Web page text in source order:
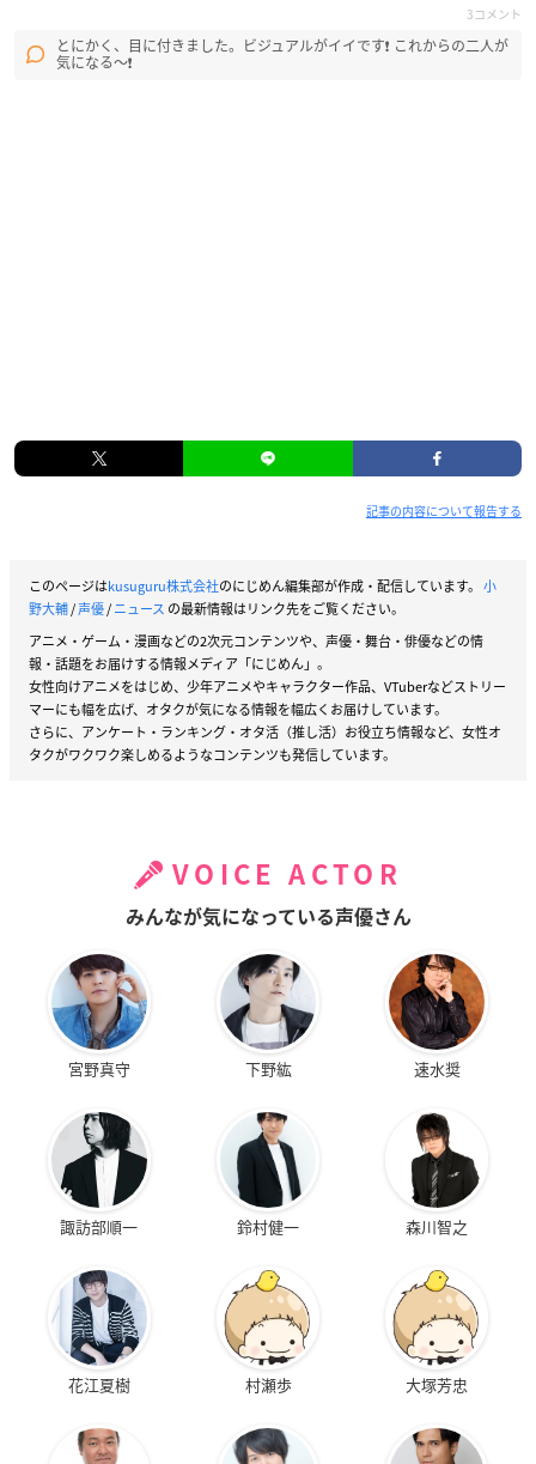
3コメント
とにかく、目に付きました。ビジュアルがイイです❗ これからの二人が
気になる〜❗
記事の内容について報告する
このページはkusuguru株式会社のにじめん編集部が作成・配信しています。 小
野大輔/声優/ニュース の最新情報はリンク先をご覧ください。
アニメ・ゲーム・漫画などの2次元コンテンツや、声優・舞台・俳優などの情
報・話題をお届けする情報メディア「にじめん」。
女性向けアニメをはじめ、少年アニメやキャラクター作品、VTuberなどストリー
マーにも幅を広げ、オタクが気になる情報を幅広くお届けしています。
さらに、アンケート・ランキング・オタ活（推し活）お役立ち情報など、女性オ
タクがワクワク楽しめるようなコンテンツも発信しています。
VOICE ACTOR
みんなが気になっている声優さん
宮野真守 下野紘 速水奨
諏訪部順一 鈴村健一 森川智之
花江夏樹 村瀬歩 大塚芳忠